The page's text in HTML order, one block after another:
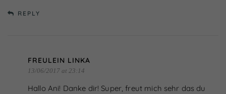
REPLY
FREULEIN LINKA
13/06/2017 at 23:14
Hallo Ani! Danke dir! Super, freut mich sehr das du